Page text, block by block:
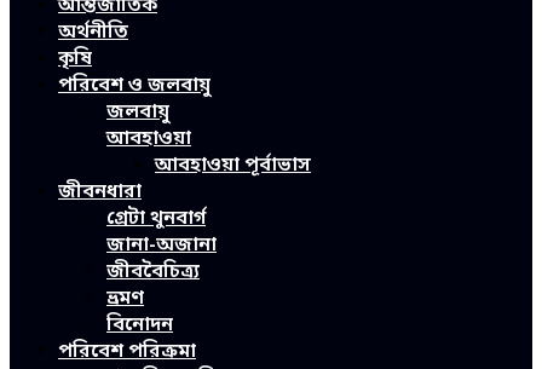
আন্তর্জাতিক
অর্থনীতি
কৃষি
পরিবেশ ও জলবায়ু
জলবায়ু
আবহাওয়া
আবহাওয়া পূর্বাভাস
জীবনধারা
গ্রেটা থুনবার্গ
জানা-অজানা
জীববৈচিত্র্য
ভ্রমণ
বিনোদন
পরিবেশ পরিক্রমা